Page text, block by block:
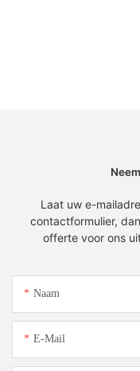
Laat uw e-
contactformulier,
offerte voor ons
Naam
E-Mail